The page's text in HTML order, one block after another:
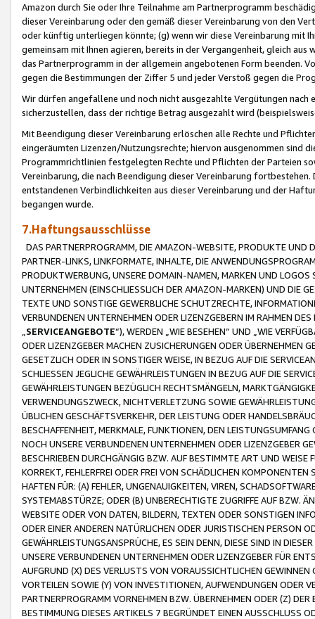
Amazon durch Sie oder Ihre Teilnahme am Partnerprogramm
dieser Vereinbarung oder den gemäß dieser Vereinbarung von den
oder künftig unterliegen könnte; (g) wenn wir diese Vereinbarung mit
gemeinsam mit Ihnen agieren, bereits in der Vergangenheit, gleich
das Partnerprogramm in der allgemein angebotenen Form beenden.
gegen die Bestimmungen der Ziffer 5 und jeder Verstoß gegen die
Wir dürfen angefallene und noch nicht ausgezahlte Vergütungen
sicherzustellen, dass der richtige Betrag ausgezahlt wird
Mit Beendigung dieser Vereinbarung erlöschen alle Rechte und
eingeräumten Lizenzen/Nutzungsrechte; hiervon ausgenommen sind
Programmrichtlinien festgelegten Rechte und Pflichten der Parteien
Vereinbarung, die nach Beendigung dieser Vereinbarung
entstandenen Verbindlichkeiten aus dieser Vereinbarung und der
begangen wurde.
7.Haftungsausschlüsse
DAS PARTNERPROGRAMM, DIE AMAZON-WEBSITE, PRODUKTE UND
PARTNER-LINKS, LINKFORMATE, INHALTE, DIE
PRODUKTWERBUNG, UNSERE DOMAIN-NAMEN, MARKEN UND
UNTERNEHMEN (EINSCHLIESSLICH DER AMAZON-MARKEN) UND DIE
TEXTE UND SONSTIGE GEWERBLICHE SCHUTZRECHTE,
VERBUNDENEN UNTERNEHMEN ODER LIZENZGEBERN IM RAHMEN
SERVICEANGEBOTE“), WERDEN „WIE BESEHEN“ UND „WIE
ODER LIZENZGEBER MACHEN ZUSICHERUNGEN ODER ÜBERNEHMEN
GESETZLICH ODER IN SONSTIGER WEISE, IN BEZUG AUF DIE
SCHLIESSEN JEGLICHE GEWÄHRLEISTUNGEN IN BEZUG AUF DIE
GEWÄHRLEISTUNGEN BEZÜGLICH RECHTSMÄNGELN,
VERWENDUNGSZWECK, NICHTVERLETZUNG SOWIE
ÜBLICHEN GESCHÄFTSVERKEHR, DER LEISTUNG ODER
BESCHAFFENHEIT, MERKMALE, FUNKTIONEN, DEN
NOCH UNSERE VERBUNDENEN UNTERNEHMEN ODER LIZENZGEBER
BESCHRIEBEN DURCHGÄNGIG BZW. AUF BESTIMMTE ART UND
KORREKT, FEHLERFREI ODER FREI VON SCHÄDLICHEN
HAFTEN FÜR: (A) FEHLER, UNGENAUIGKEITEN, VIREN,
SYSTEMABSTÜRZE; ODER (B) UNBERECHTIGTE ZUGRIFFE AUF BZW.
WEBSITE ODER VON DATEN, BILDERN, TEXTEN ODER SONSTIGEN
ODER EINER ANDEREN NATÜRLICHEN ODER JURISTISCHEN PERSON
GEWÄHRLEISTUNGSANSPRÜCHE, ES SEIN DENN, DIESE SIND IN
UNSERE VERBUNDENEN UNTERNEHMEN ODER LIZENZGEBER FÜR
AUFGRUND (X) DES VERLUSTS VON VORAUSSICHTLICHEN
VORTEILEN SOWIE (Y) VON INVESTITIONEN, AUFWENDUNGEN ODER
PARTNERPROGRAMM VORNEHMEN BZW. ÜBERNEHMEN ODER (Z)
BESTIMMUNG DIESES ARTIKELS 7 BEGRÜNDET EINEN AUSSCHLUSS